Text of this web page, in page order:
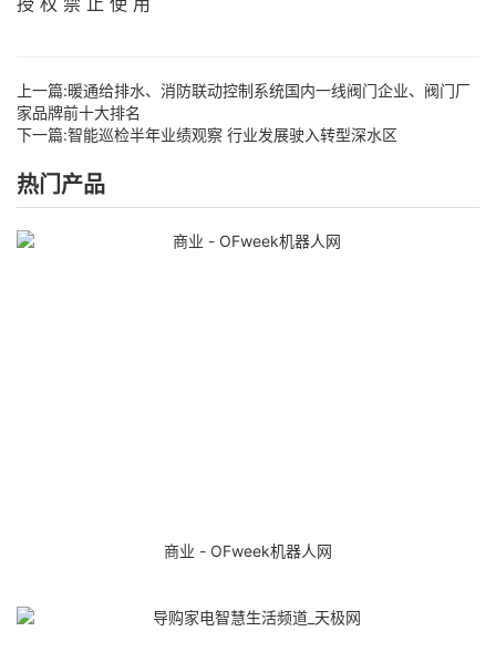
上一篇:暖通给排水、消防联动控制系统国内一线阀门企业、阀门厂
家品牌前十大排名
下一篇:智能巡检半年业绩观察 行业发展驶入转型深水区
热门产品
商业 - OFweek机器人网